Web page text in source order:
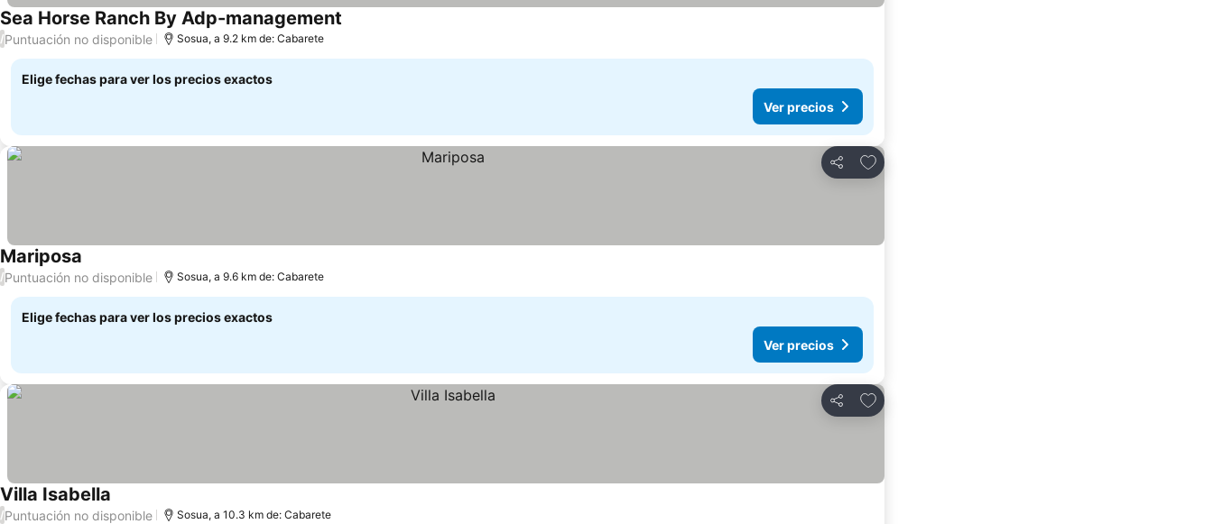
Sea Horse Ranch By Adp-management
/Puntuación no disponible Sosua, a 9.2 km de: Cabarete
Elige fechas para ver los precios exactos
Ver precios
Compartir
Agregar a favoritos
Mariposa
/Puntuación no disponible Sosua, a 9.6 km de: Cabarete
Elige fechas para ver los precios exactos
Ver precios
Compartir
Agregar a favoritos
Villa Isabella Ver precios
/Puntuación no disponible Sosua, a 10.3 km de: Cabarete